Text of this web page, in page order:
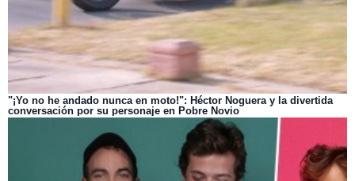
"¡Yo no he andado nunca en moto!": Héctor Noguera y la divertida
conversación por su personaje en Pobre Novio